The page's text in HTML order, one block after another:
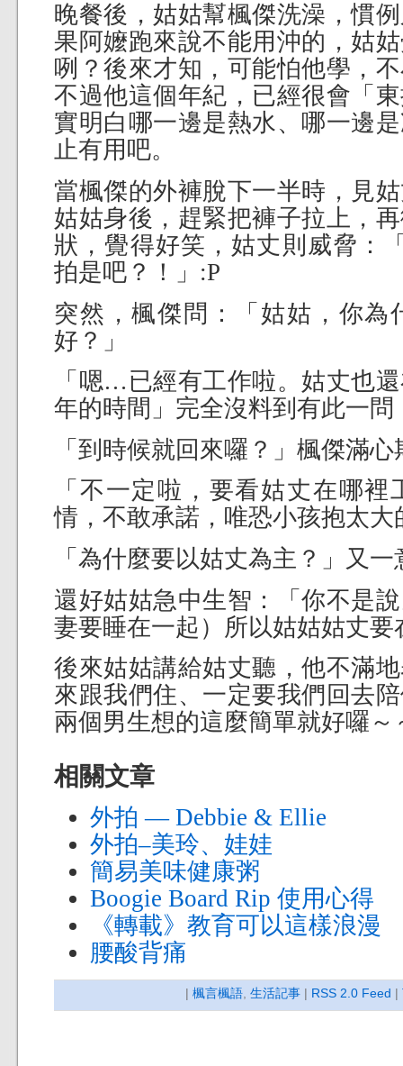
晚餐後，姑姑幫楓傑洗澡，慣
果阿嬤跑來說不能用沖的，姑
咧？後來才知，可能怕他學，
不過他這個年紀，已經很會「
實明白哪一邊是熱水、哪一邊
止有用吧。
當楓傑的外褲脫下一半時，見
姑姑身後，趕緊把褲子拉上，
狀，覺得好笑，姑丈則威脅：
拍是吧？！」:P
突然，楓傑問：「姑姑，你為
好？」
「嗯…已經有工作啦。姑丈也
年的時間」完全沒料到有此一
「到時候就回來囉？」楓傑滿心
「不一定啦，要看姑丈在哪
情，不敢承諾，唯恐小孩抱太大
「為什麼要以姑丈為主？」又
還好姑姑急中生智：「你不是
妻要睡在一起）所以姑姑姑丈要
後來姑姑講給姑丈聽，他不滿
來跟我們住、一定要我們回去
兩個男生想的這麼簡單就好囉～
相關文章
外拍 — Debbie & Ellie
外拍–美玲、娃娃
簡易美味健康粥
Boogie Board Rip 使用心得
《轉載》教育可以這樣浪漫
腰酸背痛
| 楓言楓語, 生活記事 | RSS 2.0 Feed |